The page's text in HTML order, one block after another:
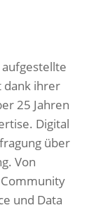
aufgestellte
dank ihrer
25 Jahren
Digital
über
Von
und Data